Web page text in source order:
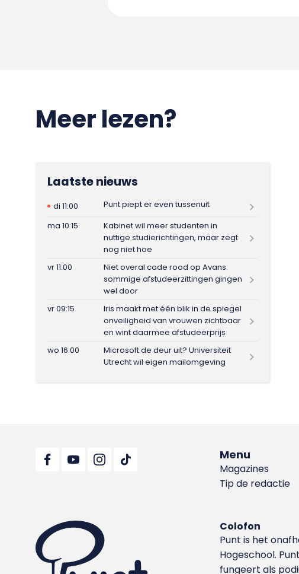
Meer lezen?
Laatste nieuws
di 11:00
Punt piept er even tussenuit
ma 10:15
Kabinet wil meer studenten in
nuttige studierichtingen, maar zegt
nog niet hoe
vr 11:00
Niet overal code rood op Avans:
sommige afstudeerzittingen gingen
wel door
vr 09:15
Iris maakt met één blik in de spiegel
onveiligheid van vrouwen zichtbaar
en wint daarmee afstudeerprijs
wo 16:00
Microsoft de deur uit? Universiteit
Utrecht wil eigen mailomgeving
Menu
Magazines
Tip de redactie
Colofon
Punt is het
Hoge­school.
fungeert als